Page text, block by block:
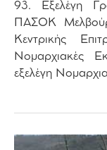
93. Εξελέγη
ΠΑΣΟΚ
Κεντρικής
Νομαρχιακές
εξελέγη